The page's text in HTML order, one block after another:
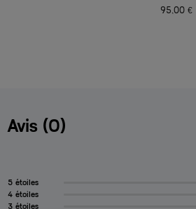
14,50 €
Avis (0)
5 étoiles
4 étoiles
3 étoiles